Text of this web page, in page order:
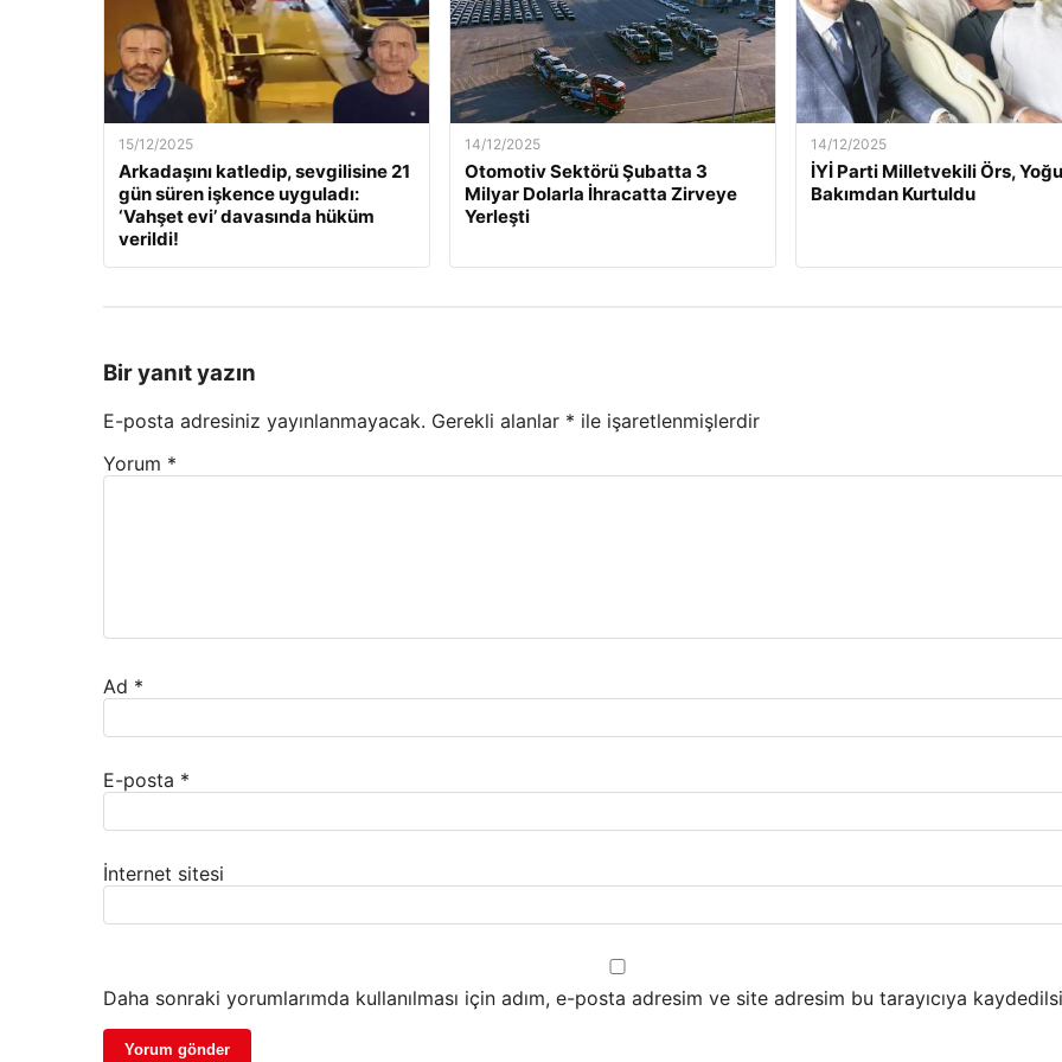
15/12/2025
Arkadaşını katledip, sevgilisine 21
gün süren işkence uyguladı:
‘Vahşet evi’ davasında hüküm
verildi!
14/12/2025
Otomotiv Sektörü Şubatta 3
Milyar Dolarla İhracatta Zirveye
Yerleşti
14/12/2025
İYİ Parti Milletvekili Örs,
Bakımdan Kurtuldu
Bir yanıt yazın
E-posta adresiniz yayınlanmayacak. Gerekli alanlar * ile işaretlenmişlerdir
Yorum *
Ad *
E-posta *
İnternet sitesi
Daha sonraki yorumlarımda kullanılması için adım, e-posta adresim ve site adresim bu tarayıcıya